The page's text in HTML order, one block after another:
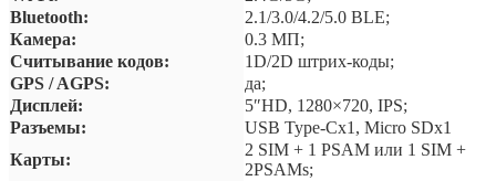
Bluetooth:
2.1/3.0/4.2/5.0 BLE;
Камера:
0.3 МП;
Считывание кодов:
1D/2D штрих-коды;
GPS / AGPS:
да;
Дисплей:
5″HD, 1280×720, IPS;
Разъемы:
USB Type-Cх1, Micro SDх1
Карты:
2 SIM + 1 PSAM или 1 SIM +
2PSAMs;